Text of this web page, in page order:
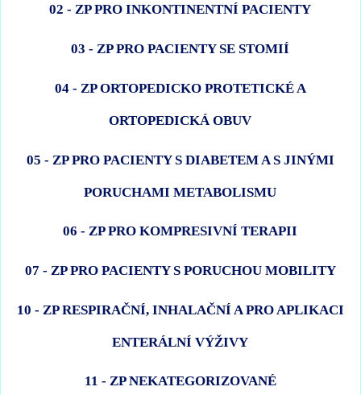
02 - ZP PRO INKONTINENTNÍ PACIENTY
03 - ZP PRO PACIENTY SE STOMIÍ
04 - ZP ORTOPEDICKO PROTETICKÉ A
ORTOPEDICKÁ OBUV
05 - ZP PRO PACIENTY S DIABETEM A S JINÝMI
PORUCHAMI METABOLISMU
06 - ZP PRO KOMPRESIVNÍ TERAPII
07 - ZP PRO PACIENTY S PORUCHOU MOBILITY
10 - ZP RESPIRAČNÍ, INHALAČNÍ A PRO APLIKACI
ENTERÁLNÍ VÝŽIVY
11 - ZP NEKATEGORIZOVANÉ